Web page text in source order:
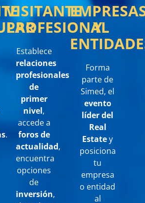
.
VISITANTE
PROFESIONAL
Establece
relaciones
profesionales
de
primer
nivel,
accede a
foros de
actualidad,
encuentra
opciones
de
inversión,
Y
Forma
parte de
Simed, el
evento
líder del
Real
Estatey
posiciona
tu
empresa
o entidad
al